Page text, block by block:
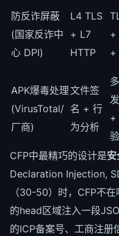
防反诈屏蔽
(国家反诈中
心 DPI)
L4 TLS
+ L7
HTTP
+
+
APK爆毒处理
(VirusTotal/
厂商)
文件签
名 + 行
为分析
+
验
CFP中最精巧的设计是
Declaration Injection,
（30-50）时，CFP不
的head区域注入一段
的ICP备案号、工商注册